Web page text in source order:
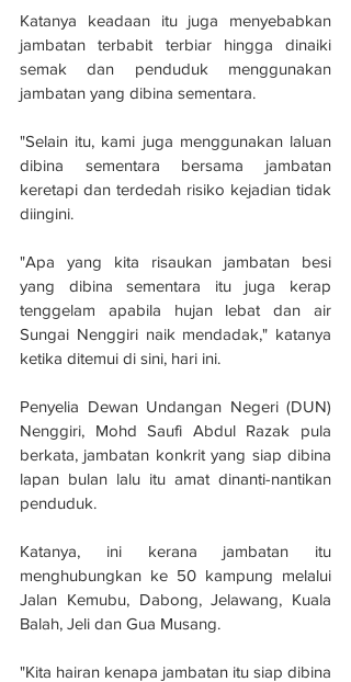
Katanya keadaan itu juga menyebabkan
jambatan terbabit terbiar hingga dinaiki
semak dan penduduk menggunakan
jambatan yang dibina sementara.
"Selain itu, kami juga menggunakan laluan
dibina sementara bersama jambatan
keretapi dan terdedah risiko kejadian tidak
diingini.
"Apa yang kita risaukan jambatan besi
yang dibina sementara itu juga kerap
tenggelam apabila hujan lebat dan air
Sungai Nenggiri naik mendadak," katanya
ketika ditemui di sini, hari ini.
Penyelia Dewan Undangan Negeri (DUN)
Nenggiri, Mohd Saufi Abdul Razak pula
berkata, jambatan konkrit yang siap dibina
lapan bulan lalu itu amat dinanti-nantikan
penduduk.
Katanya, ini kerana jambatan itu
menghubungkan ke 50 kampung melalui
Jalan Kemubu, Dabong, Jelawang, Kuala
Balah, Jeli dan Gua Musang.
"Kita hairan kenapa jambatan itu siap dibina